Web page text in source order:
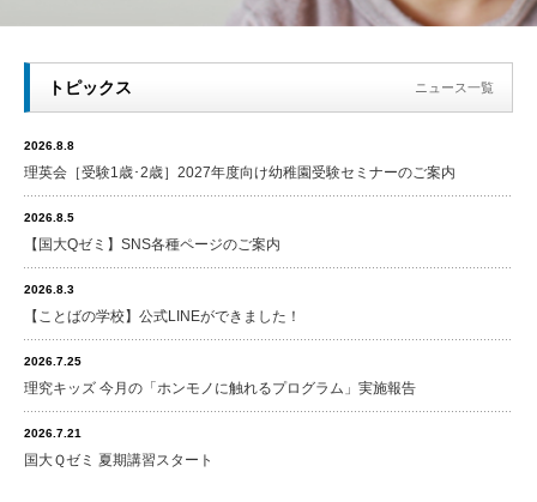
トピックス ニュース一覧
2026.8.8
理英会［受験1歳･2歳］2027年度向け幼稚園受験セミナーのご案内
2026.8.5
【国大Qゼミ】SNS各種ページのご案内
2026.8.3
【ことばの学校】公式LINEができました！
2026.7.25
理究キッズ 今月の「ホンモノに触れるプログラム」実施報告
2026.7.21
国大Ｑゼミ 夏期講習スタート